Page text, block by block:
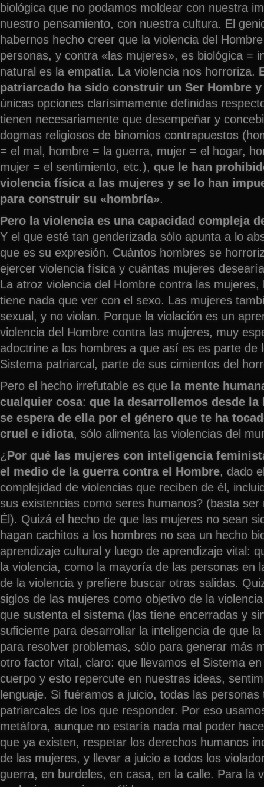
biológica que no podamos moldear con nuestra
nuestro pensamiento, con nuestra cultura. El
habernos hecho creer que la violencia del
personas, y contra «las mujeres», es biológica =
natural es la empatía. La violencia nos horroriza.
patriarcado ha sido construir un Ser Hombre
únicas opciones clarísimamente definidas
tienen necesariamente que desempeñar y
dogmas religiosos de binomios contrapuestos
= el mal, hombre = la guerra, mujer = el hogar,
mujer = el sentimiento, etc.), que le han
violencia física a las mujeres y se lo han
para construir su «hombría».
Pero la violencia es una capacidad compleja
Y el que esté tan genderizada sólo apunta a lo
que es su expresión. Cuántos hombres se
ejercer violencia física y cuántas mujeres
La atroz violencia del Hombre contra las mujeres,
tiene nada que ver con el sexo. Las mujeres
sexual, y no violan. Porque la violación es un
violencia del Hombre contra las mujeres, muy
adoctrine a los hombres a que así es es parte de
Sistema patriarcal, parte de sus cimientos del
Pero el hecho irrefutable es que la mente
cualquier cosa: que la desarrollemos desde
se espera de ella por el género que te ha
cruel e idiota, sólo alimenta las violencias del
¿ Por qué las mujeres con inteligencia
el medio de la guerra contra el Hombre, dado
complejidad de violencias que reciben de él,
sus existencias como seres humanos? (basta ser
Él). Quizá el hecho de que las mujeres no sean
hagan cachitos a los hombres no sea un hecho
aprendizaje cultural y luego de aprendizaje vital:
la violencia, como la mayoría de las personas en
de la violencia y prefiere buscar otras salidas.
siglos de las mujeres como objetivo de la
que sustenta el sistema (las tiene encerradas y
suficiente para desarrollar la inteligencia de que
para resolver problemas, sólo para generar más
otro factor vital, claro: que llevamos el Sistema
cuerpo y esto repercute en nuestras ideas,
lenguaje. Si fuéramos a juicio, todas las
patriarcales de los que responder. Por eso
metáfora, aunque no estaría nada mal poder
que ya existen, respetar los derechos humanos
de las mujeres, y llevar a juicio a todos los
guerra, en burdeles, en casa, en la calle. Para la